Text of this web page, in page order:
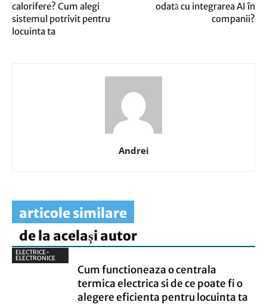
calorifere? Cum alegi
sistemul potrivit pentru
locuinta ta
odată cu integrarea AI în
companii?
Andrei
articole similare
de la același autor
ELECTRICE-
ELECTRONICE
Cum functioneaza o centrala
termica electrica si de ce poate fi o
alegere eficienta pentru locuinta ta